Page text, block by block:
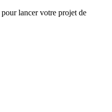
pour lancer votre projet de